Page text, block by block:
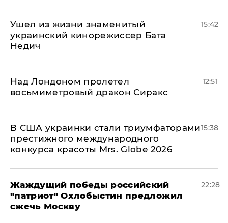
Ушел из жизни знаменитый
украинский кинорежиссер Бата
Недич
15:42
Над Лондоном пролетел
восьмиметровый дракон Сиракс
12:51
В США украинки стали триумфаторами
престижного международного
конкурса красоты Mrs. Globe 2026
15:38
Жаждущий победы российский
"патриот" Охлобыстин предложил
сжечь Москву
22:28